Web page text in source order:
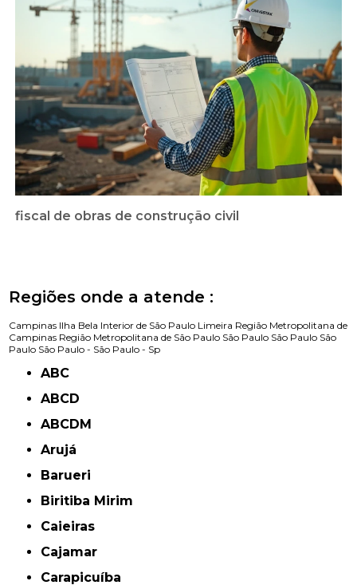
fiscal de obras de construção civil
Regiões onde a atende :
Campinas Ilha Bela Interior de São Paulo Limeira Região Metropolitana de
Campinas Região Metropolitana de São Paulo São Paulo São Paulo São
Paulo São Paulo - São Paulo - Sp
ABC
ABCD
ABCDM
Arujá
Barueri
Biritiba Mirim
Caieiras
Cajamar
Carapicuíba